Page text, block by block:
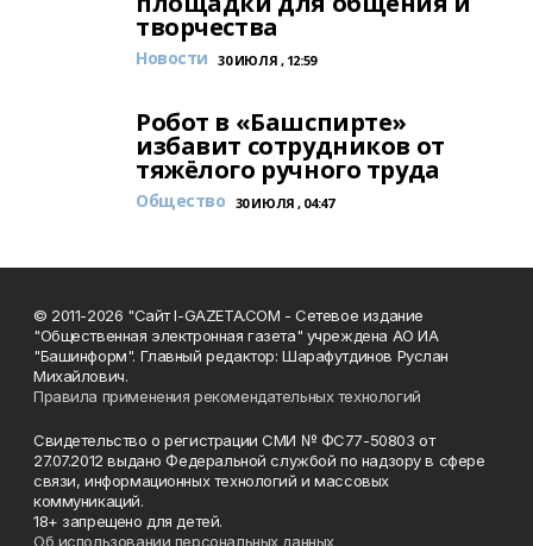
творчества
Новости 30 ИЮЛЯ , 12:59
Робот в «Башспирте»
избавит сотрудников от
тяжёлого ручного труда
Общество 30 ИЮЛЯ , 04:47
© 2011-2026 "Сайт I-GAZETA.COM - Сетевое издание
"Общественная электронная газета" учреждена АО ИА
"Башинформ". Главный редактор: Шарафутдинов Руслан
Михайлович.
Правила применения рекомендательных технологий
Свидетельство о регистрации СМИ № ФС77-50803 от
27.07.2012 выдано Федеральной службой по надзору в сфере
связи, информационных технологий и массовых
коммуникаций.
18+ запрещено для детей.
Об использовании персональных данных